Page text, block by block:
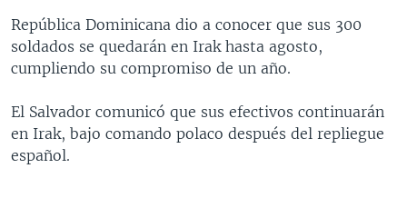
EL MUNDO AL DÍA [RADIO]
FORO [RADIO]
DEPORTIVO INTERNACIONAL
NOTA ECONÓMICA
SÍGANOS
Idiomas
República Dominicana dio a conocer que sus 300
soldados se quedarán en Irak hasta agosto,
cumpliendo su compromiso de un año.
El Salvador comunicó que sus efectivos continuarán
en Irak, bajo comando polaco después del repliegue
español.